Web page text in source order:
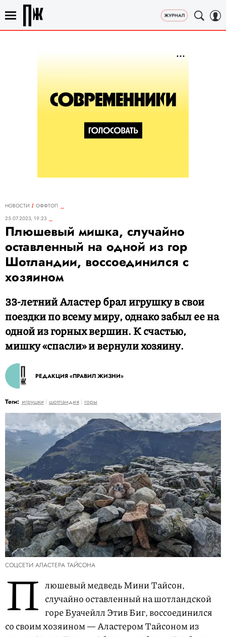
НОВОСТИ
ОФФТОП
25.07.2023, 19:23
Плюшевый мишка, случайно
оставленный на одной из гор
Шотландии, воссоединился с
хозяином
33-летний Аластер брал игрушку в свои
поездки по всему миру, однако забыл ее на
одной из горных вершин. К счастью,
мишку «спасли» и вернули хозяину.
РЕДАКЦИЯ «ПРАВИЛ ЖИЗНИ»
Теги: игрушки шотландия горы
СОЦСЕТИ АЛАСТЕРА ТАЙСОНА
П люшевый медведь Мини Тайсон,
случайно оставленный на шотландской
горе Буачейлл Этив Биг, воссоединился
со своим хозяином — Аластером Тайсоном из